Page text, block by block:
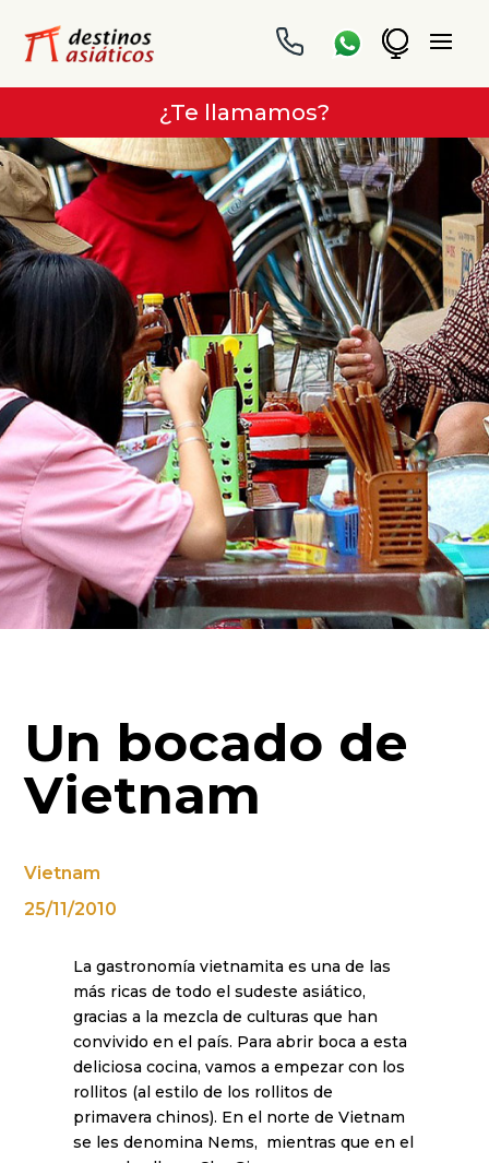
¿Te llamamos?
Un bocado de
Vietnam
Vietnam
25/11/2010
La gastronomía vietnamita es una de las
más ricas de todo el sudeste asiático,
gracias a la mezcla de culturas que han
convivido en el país. Para abrir boca a esta
deliciosa cocina, vamos a empezar con los
rollitos (al estilo de los rollitos de
primavera chinos). En el norte de Vietnam
se les denomina Nems, mientras que en el